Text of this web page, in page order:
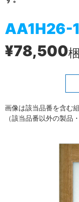
AA1H26-
¥78,500梱
画像は該当品番を含む
（該当品番以外の製品